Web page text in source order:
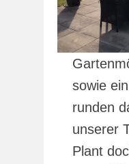
sowie
runden
unserer
Plant